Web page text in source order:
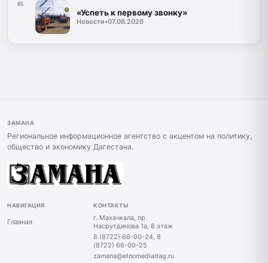
05
«Успеть к первому звонку»
Новости•07.08.2026
ЗАМАНА
Региональное информационное агентство с акцентом на политику,
общество и экономику Дагестана.
НАВИГАЦИЯ
Главная
КОНТАКТЫ
г. Махачкала, пр.
Насрутдинова 1а, 8 этаж
8 (8722) 66-00-24, 8
(8722) 66-00-25
zamana@etnomediadag.ru